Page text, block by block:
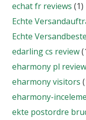
echat fr reviews (1)
Echte
Echte
edarling cs review
eharmony pl review
eharmony visitors
eharmony-
ekte postordre